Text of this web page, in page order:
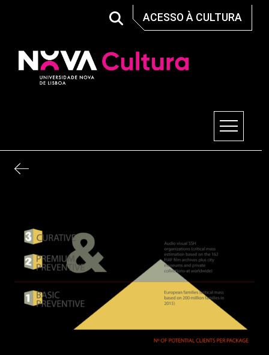
ACESSO À CULTURA